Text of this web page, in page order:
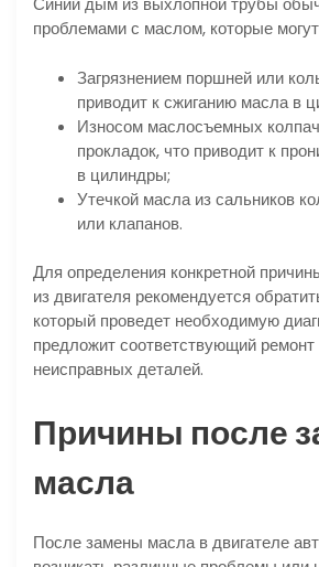
проблемами с маслом, которые
Загрязнением поршней или
приводит к сжиганию масла в
Износом маслосъемных
прокладок, что приводит к
в цилиндры;
Утечкой масла из сальников
или клапанов.
Для определения конкретной
из двигателя рекомендуется
который проведет необходимую
предложит соответствующий
неисправных деталей.
Причины после
масла
После замены масла в двигателе